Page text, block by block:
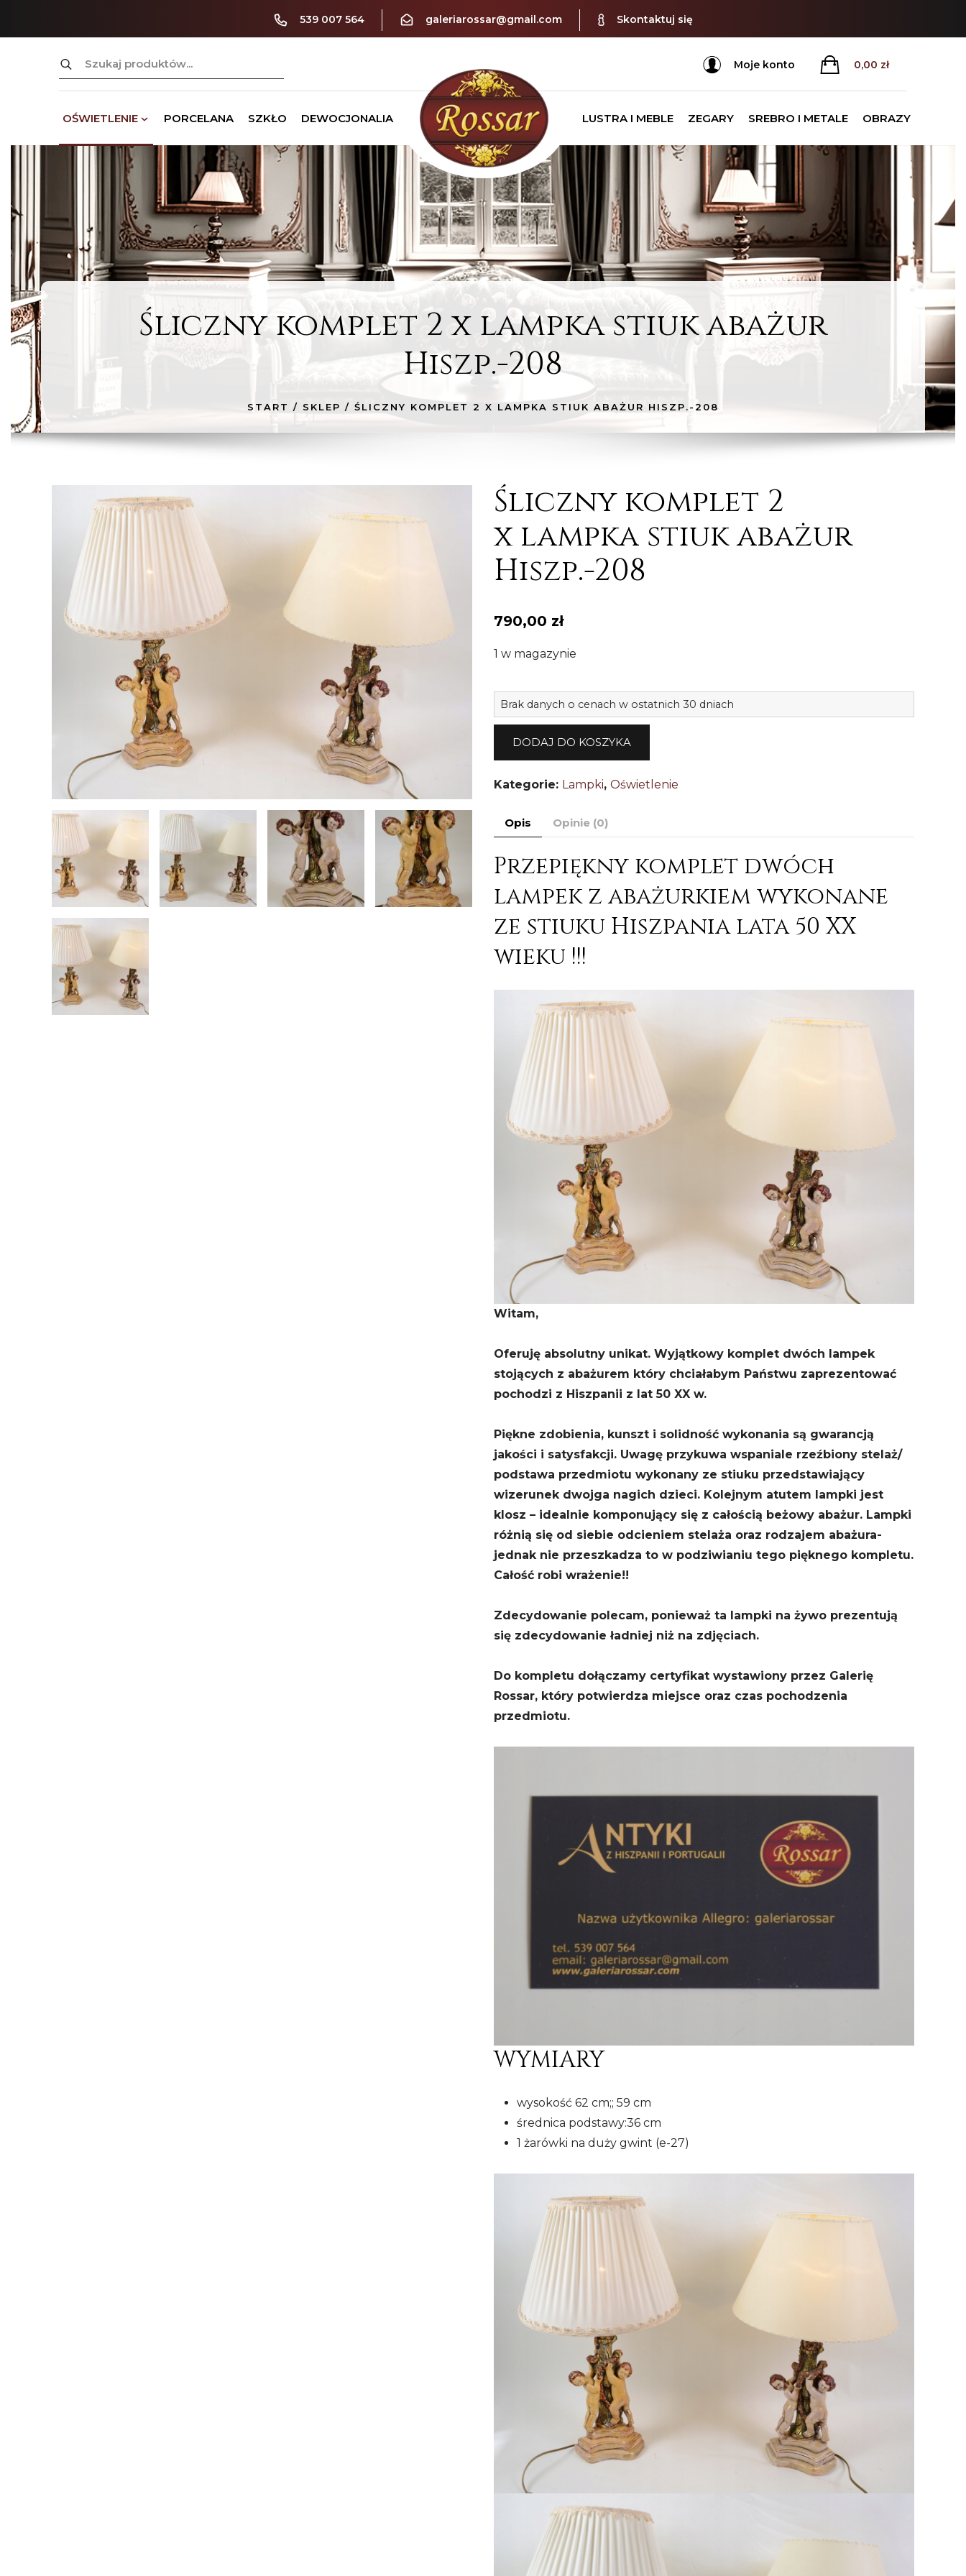
539 007 564 galeriarossar@gmail.com Skontaktuj się
Szukaj: Moje konto 0,00 zł
OŚWIETLENIE PORCELANA SZKŁO DEWOCJONALIA LUSTRA I MEBLE ZEGARY SREBRO I METALE OBRAZY
Śliczny komplet 2 x lampka stiuk abażur
Hiszp.-208
START / SKLEP / ŚLICZNY KOMPLET 2 X LAMPKA STIUK ABAŻUR HISZP.-208
Śliczny komplet 2
x lampka stiuk abażur
Hiszp.-208
790,00 zł
1 w magazynie
Brak danych o cenach w ostatnich 30 dniach
ilość
abażur
DODAJ DO KOSZYKA
Kategorie: Lampki, Oświetlenie
Opis Opinie (0)
Przepiękny komplet dwóch
lampek z abażurkiem wykonane
ze stiuku Hiszpania lata 50 XX
wieku !!!
Witam,
Oferuję absolutny unikat. Wyjątkowy komplet dwóch lampek
stojących z abażurem który chciałabym Państwu zaprezentować
pochodzi z Hiszpanii z lat 50 XX w.
Piękne zdobienia, kunszt i solidność wykonania są gwarancją
jakości i satysfakcji. Uwagę przykuwa wspaniale rzeźbiony stelaż/
podstawa przedmiotu wykonany ze stiuku przedstawiający
wizerunek dwojga nagich dzieci. Kolejnym atutem lampki jest
klosz – idealnie komponujący się z całością beżowy abażur. Lampki
różnią się od siebie odcieniem stelaża oraz rodzajem abażura-
jednak nie przeszkadza to w podziwianiu tego pięknego kompletu.
Całość robi wrażenie!!
Zdecydowanie polecam, ponieważ ta lampki na żywo prezentują
się zdecydowanie ładniej niż na zdjęciach.
Do kompletu dołączamy certyfikat wystawiony przez Galerię
Rossar, który potwierdza miejsce oraz czas pochodzenia
przedmiotu.
WYMIARY
wysokość 62 cm;; 59 cm
średnica podstawy:36 cm
1 żarówki na duży gwint (e-27)